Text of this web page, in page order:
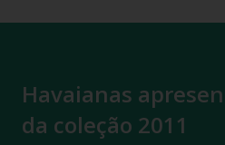
Havaianas
da coleção 2011